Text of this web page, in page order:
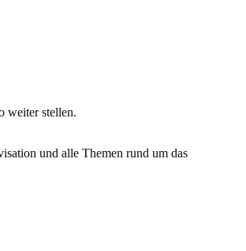
weiter stellen.
und alle Themen rund um das